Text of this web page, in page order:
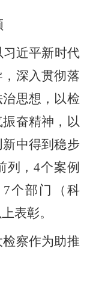
近平新时代
深入贯彻落
思想，以检
奋精神，以
中得到稳步
列，4个案例
7个部门（科
表彰。
察作为助推